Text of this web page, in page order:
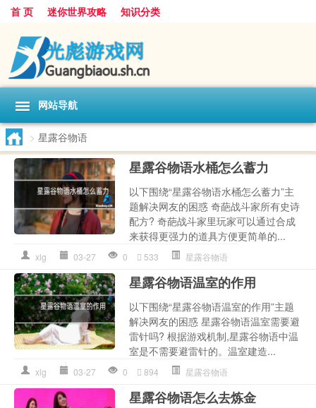
首 页 迷你世界攻略 知识分类
网站导航
> 星露谷物语
星露谷物语水桶怎么蓄力
以下围绕“星露谷物语水桶怎么蓄力”主
题解决网友的困惑 奇葩战斗家所有史诗
配方? 奇葩战斗家里玩家可以通过合成
来获得更强力的道具方便更简单的...
xlg 03-27 0 533 星露谷物语
星露谷物语温室的作用
以下围绕“星露谷物语温室的作用”主题
解决网友的困惑 星露谷物语温室需要避
雷针吗? 根据游戏机制,星露谷物语中温
室是不需要避雷针的。温室建造...
xlg 03-27 0 894 星露谷物语
星露谷物语怎么去炼金